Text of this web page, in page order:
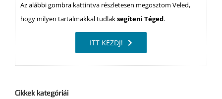
Az alábbi gombra kattintva részletesen megosztom Veled,
hogy milyen tartalmakkal tudlaksegíteni Téged.
ITT KEZDJ!
Cikkek kategóriái